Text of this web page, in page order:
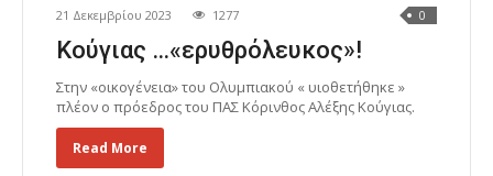
21 Δεκεμβρίου 2023 1277 0
Κούγιας …«ερυθρόλευκος»!
Στην «οικογένεια» του Ολυμπιακού « υιοθετήθηκε »
πλέον ο πρόεδρος του ΠΑΣ Κόρινθος Αλέξης Κούγιας.
Read More